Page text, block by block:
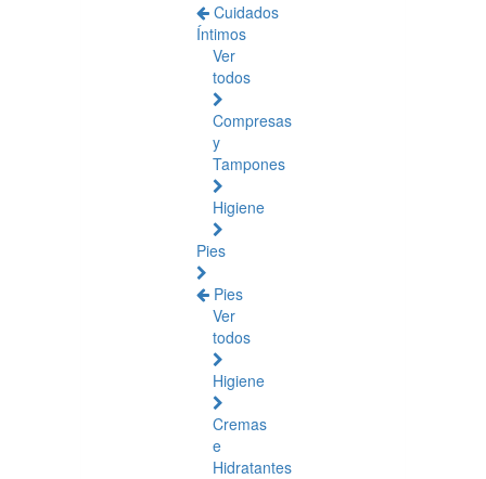
Cuidados
Íntimos
Ver
todos
Compresas
y
Tampones
Higiene
Pies
Pies
Ver
todos
Higiene
Cremas
e
Hidratantes